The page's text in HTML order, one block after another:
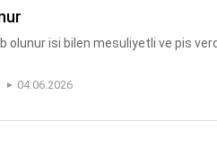
olunur isi bilen mesuliyetli ve pis
04.06.2026